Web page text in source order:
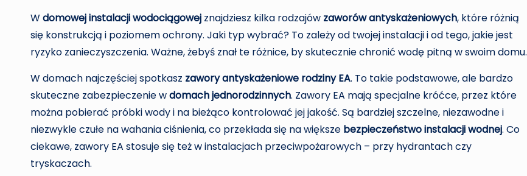
Wdomowej instalacji wodociągowej znajdziesz kilka rodzajów zaworów antyskażeniowych, które różnią
się konstrukcją i poziomem ochrony. Jaki typ wybrać? To zależy od twojej instalacji i od tego, jakie jest
ryzyko zanieczyszczenia. Ważne, żebyś znał te różnice, by skutecznie chronić wodę pitną w swoim domu.
W domach najczęściej spotkasz zawory antyskażeniowe rodziny EA. To takie podstawowe, ale bardzo
skuteczne zabezpieczenie wdomach jednorodzinnych. Zawory EA mają specjalne króćce, przez które
można pobierać próbki wody i na bieżąco kontrolować jej jakość. Są bardziej szczelne, niezawodne i
niezwykle czułe na wahania ciśnienia, co przekłada się na większe bezpieczeństwo instalacji wodnej. Co
ciekawe, zawory EA stosuje się też w instalacjach przeciwpożarowych – przy hydrantach czy
tryskaczach.